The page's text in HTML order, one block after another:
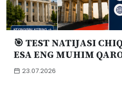
🎯 TEST NATIJASI
ESA ENG MUHIM
23.07.2026